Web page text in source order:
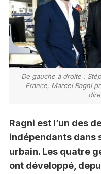
De gauche à droite :
France, Marcel Ragni
Ragni est l’un des
indépendants dans
urbain. Les quatre
ont développé,